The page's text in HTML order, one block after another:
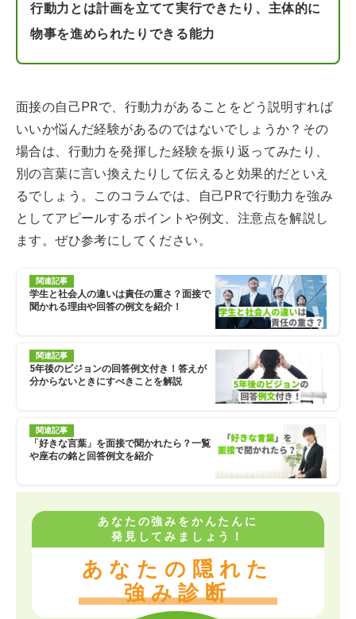
行動力とは計画を立てて実行できたり、主体的に
物事を進められたりできる能力
面接の自己PRで、行動力があることをどう説明すれば
いいか悩んだ経験があるのではないでしょうか？その
場合は、行動力を発揮した経験を振り返ってみたり、
別の言葉に言い換えたりして伝えると効果的だといえ
るでしょう。このコラムでは、自己PRで行動力を強み
としてアピールするポイントや例文、注意点を解説し
ます。ぜひ参考にしてください。
関連記事
学生と社会人の違いは責任の重さ？面接で
聞かれる理由や回答の例文を紹介！
関連記事
5年後のビジョンの回答例文付き！答えが
分からないときにすべきことを解説
関連記事
「好きな言葉」を面接で聞かれたら？一覧
や座右の銘と回答例文を紹介
あなたの強みをかんたんに
発見してみましょう！
あなたの隠れた
強み診断